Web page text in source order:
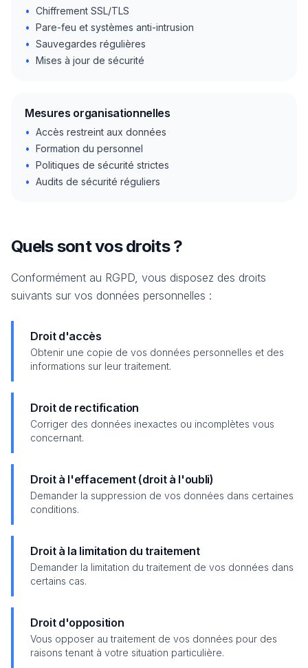
• Chiffrement SSL/TLS
• Pare-feu et systèmes anti-intrusion
• Sauvegardes régulières
• Mises à jour de sécurité
Mesures organisationnelles
• Accès restreint aux données
• Formation du personnel
• Politiques de sécurité strictes
• Audits de sécurité réguliers
Quels sont vos droits ?
Conformément au RGPD, vous disposez des droits
suivants sur vos données personnelles :
Droit d'accès
Obtenir une copie de vos données personnelles et des
informations sur leur traitement.
Droit de rectification
Corriger des données inexactes ou incomplètes vous
concernant.
Droit à l'effacement (droit à l'oubli)
Demander la suppression de vos données dans certaines
conditions.
Droit à la limitation du traitement
Demander la limitation du traitement de vos données dans
certains cas.
Droit d'opposition
Vous opposer au traitement de vos données pour des
raisons tenant à votre situation particulière.